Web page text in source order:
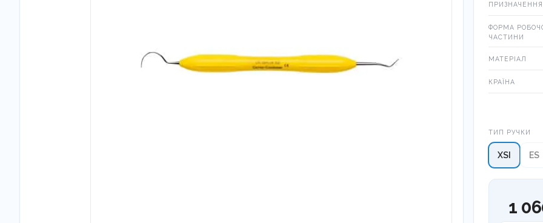
ПРИЗНАЧЕННЯ
ФОРМА
ЧАСТИНИ
МАТЕРІАЛ
КРАЇНА
ТИП РУЧКИ
XSI ES
1